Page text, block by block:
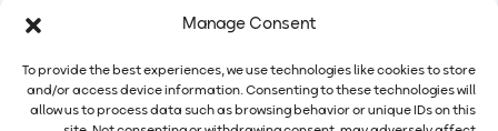
Manage Consent
To provide the best experiences, we use technologies like cookies to store
and/or access device information. Consenting to these technologies will
allow us to process data such as browsing behavior or unique IDs on this